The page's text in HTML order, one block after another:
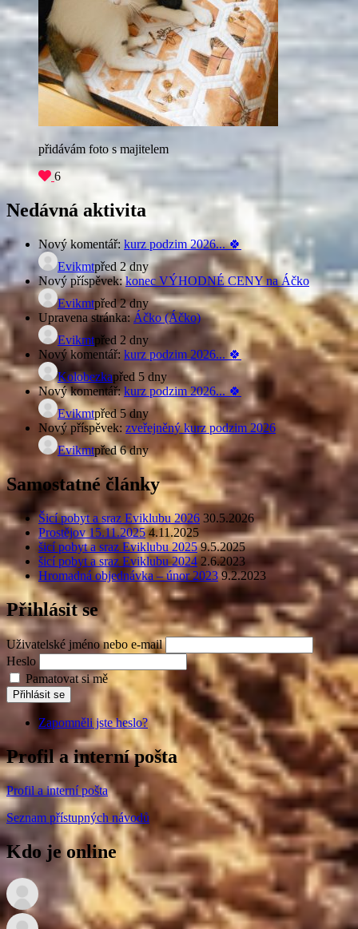
přidávám foto s majitelem
6
Nedávná aktivita
Nový komentář: kurz podzim 2026... 🍀
Evikmtpřed 2 dny
Nový příspěvek:konec VÝHODNÉ CENY na Áčko
Evikmtpřed 2 dny
Upravena stránka:Áčko (Áčko)
Evikmtpřed 2 dny
Nový komentář: kurz podzim 2026... 🍀
Kolobezkapřed 5 dny
Nový komentář:kurz podzim 2026... 🍀
Evikmtpřed 5 dny
Nový příspěvek: zveřejněný kurz podzim 2026
Evikmtpřed 6 dny
Samostatné články
Šicí pobyt a sraz Eviklubu 2026 30.5.2026
Prostějov 15.11.2025 4.11.2025
šicí pobyt a sraz Eviklubu 2025 9.5.2025
šicí pobyt a sraz Eviklubu 2024 2.6.2023
Hromadná objednávka – únor 2023 9.2.2023
Přihlásit se
Uživatelské jméno nebo e-mail
Heslo
Pamatovat si mě
Přihlásit se
Zapomněli jste heslo?
Profil a interní pošta
Profil a interní pošta
Seznam přístupných návodů
Kdo je online